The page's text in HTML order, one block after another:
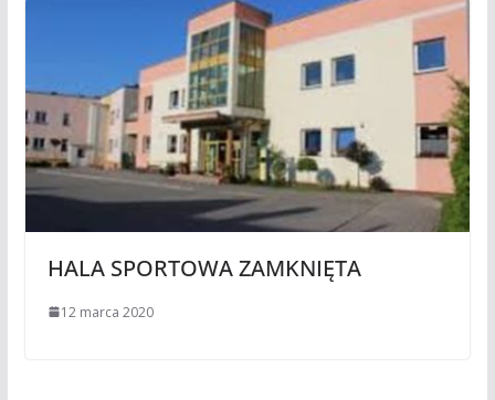
HALA SPORTOWA ZAMKNIĘTA
12 marca 2020